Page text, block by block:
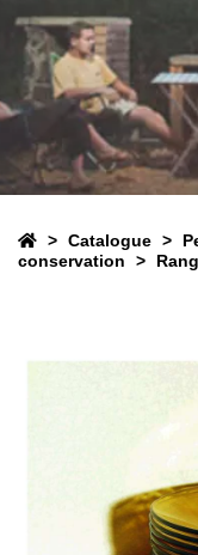
Catalogue
conservation